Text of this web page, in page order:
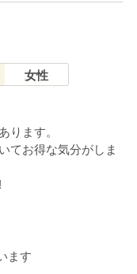
女性
ります。
てお得な気分がしま
ます